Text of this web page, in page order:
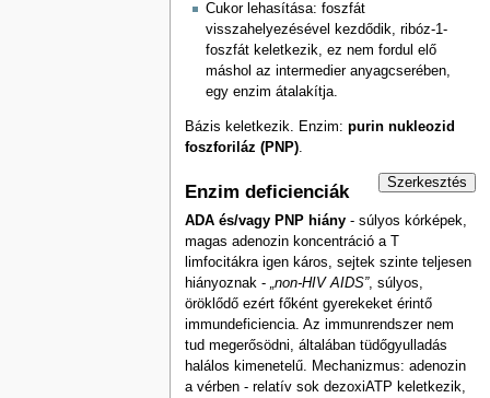
Cukor lehasítása: foszfát
visszahelyezésével kezdődik, ribóz-1-
foszfát keletkezik, ez nem fordul elő
máshol az intermedier anyagcserében,
egy enzim átalakítja.
Bázis keletkezik. Enzim: purin nukleozid
foszforiláz (PNP).
Szerkesztés
Enzim deficienciák
ADA és/vagy PNP hiány- súlyos kórképek,
magas adenozin koncentráció a T
limfocitákra igen káros, sejtek szinte teljesen
hiányoznak - „non-HIV AIDS”, súlyos,
öröklődő ezért főként gyerekeket érintő
immundeficiencia. Az immunrendszer nem
tud megerősödni, általában tüdőgyulladás
halálos kimenetelű. Mechanizmus: adenozin
a vérben - relatív sok dezoxiATP keletkezik,